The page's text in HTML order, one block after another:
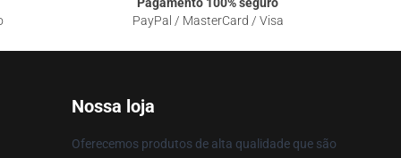
PayPal / MasterCard / Visa
Nossa loja
Oferecemos produtos de alta qualidade que são